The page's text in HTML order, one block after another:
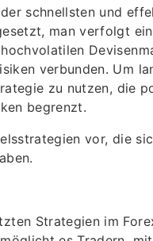
schnellsten und
man verfolgt
verbunden. Um
zu nutzen, die
begrenzt.
vor, die
Strategien im